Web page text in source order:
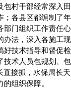
包村干部经常深入
；各县区都编制了
门组织工作责任
办法，深入各施工
好技术指导和督促
技术人员包规划、
直接抓，水保局长
组织保障。